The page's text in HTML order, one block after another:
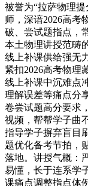
被誉为“拉萨物理
师，深谙2026高考
破、尝试题指点，
本土物理讲授范畴
线上补课供给强无
紧扣2026高考物理
线上补课中沉难点
理解误差等痛点分
卷尝试题高分要求
视频，帮帮学子曲
指导学子摒弃盲目
题优化备考节拍，
落地。讲授气概：
易懂，长于连系学
课痛点调整指点体